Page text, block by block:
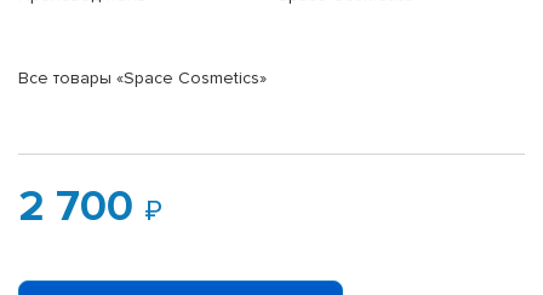
Все товары «Space Cosmetics»
2 700